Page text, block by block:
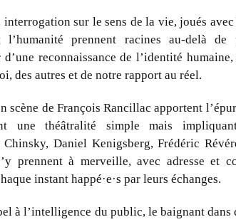
interrogation sur le sens de la vie, joués
l’humanité prennent racines au-delà de
reconnaissance de l’identité
des autres et de notre rapport au réel.
scène de François Rancillac apportent
une théâtralité simple mais
Chinsky, Daniel Kenigsberg, Frédéric
prennent à merveille, avec adresse et
instant happé·e·s par leurs échanges.
à l’intelligence du public, le baignant dans